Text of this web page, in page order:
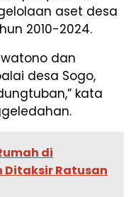
aset desa
2010-2024.
dan
desa Sogo,
kata
di
Ditaksir Ratusan